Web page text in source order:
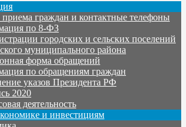
граждан и контактные телефоны
по 8-ФЗ
городских и сельских поселений
муниципального района
форма обращений
по обращениям граждан
указов Президента РФ
2020
деятельность
и инвестициям